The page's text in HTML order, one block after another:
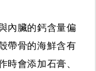
內臟的鈣含量偏
帶骨的海鮮含有
時會添加石膏、